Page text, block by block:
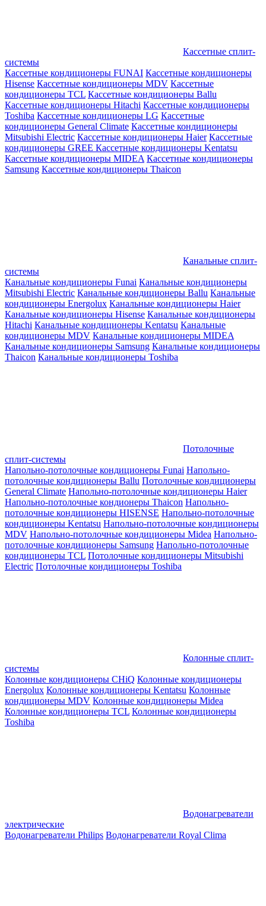
Кассетные сплит-
системы
Кассетные кондиционеры FUNAI Кассетные кондиционеры
Hisense Кассетные кондиционеры MDV Кассетные
кондиционеры TCL Кассетные кондиционеры Ballu
Кассетные кондиционеры Hitachi Кассетные кондиционеры
Toshiba Кассетные кондиционеры LG Кассетные
кондиционеры General Climate Кассетные кондиционеры
Mitsubishi Electric Кассетные кондиционеры Haier Кассетные
кондиционеры GREE Кассетные кондиционеры Kentatsu
Кассетные кондиционеры MIDEA Кассетные кондиционеры
Samsung Кассетные кондиционеры Thaicon
Канальные сплит-
системы
Канальные кондиционеры Funai Канальные кондиционеры
Mitsubishi Electric Канальные кондиционеры Ballu Канальные
кондиционеры Energolux Канальные кондиционеры Haier
Канальные кондиционеры Hisense Канальные кондиционеры
Hitachi Канальные кондиционеры Kentatsu Канальные
кондиционеры MDV Канальные кондиционеры MIDEA
Канальные кондиционеры Samsung Канальные кондиционеры
Thaicon Канальные кондиционеры Toshiba
Потолочные
сплит-системы
Напольно-потолочные кондиционеры Funai Напольно-
потолочные кондиционеры Ballu Потолочные кондиционеры
General Climate Напольно-потолочные кондиционеры Haier
Напольно-потолочные кондионеры Thaicon Напольно-
потолочные кондиционеры HISENSE Напольно-потолочные
кондиционеры Kentatsu Напольно-потолочные кондиционеры
MDV Напольно-потолочные кондиционеры Midea Напольно-
потолочные кондиционеры Samsung Напольно-потолочные
кондиционеры TCL Потолочные кондиционеры Mitsubishi
Electric Потолочные кондиционеры Toshiba
Колонные сплит-
системы
Колонные кондиционеры CHiQ Колонные кондиционеры
Energolux Колонные кондиционеры Kentatsu Колонные
кондиционеры MDV Колонные кондиционеры Midea
Колонные кондиционеры TCL Колонные кондиционеры
Toshiba
Водонагреватели
электрические
Водонагреватели Philips Водонагреватели Royal Clima